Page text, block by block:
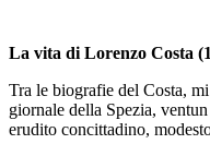
La vita di Lorenzo Costa
Tra le biografie del Costa,
giornale della Spezia,
erudito concittadino,